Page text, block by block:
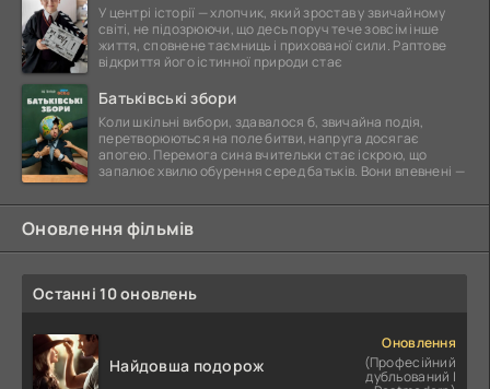
У центрі історії — хлопчик, який зростав у звичайному
світі, не підозрюючи, що десь поруч тече зовсім інше
життя, сповнене таємниць і прихованої сили. Раптове
відкриття його істинної природи стає
Батьківські збори
Коли шкільні вибори, здавалося б, звичайна подія,
перетворюються на поле битви, напруга досягає
апогею. Перемога сина вчительки стає іскрою, що
запалює хвилю обурення серед батьків. Вони впевнені —
Оновлення фільмів
Останні 10 оновлень
Найдовша подорож
Оновлення
(Професійний
дубльований |